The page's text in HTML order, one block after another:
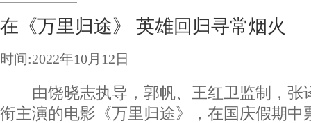
在《万里归途》 英雄回归寻常烟火
时间:2022年10月12日
由饶晓志执导，郭帆、王红卫监制，张
衔主演的电影《万里归途》，在国庆假期中